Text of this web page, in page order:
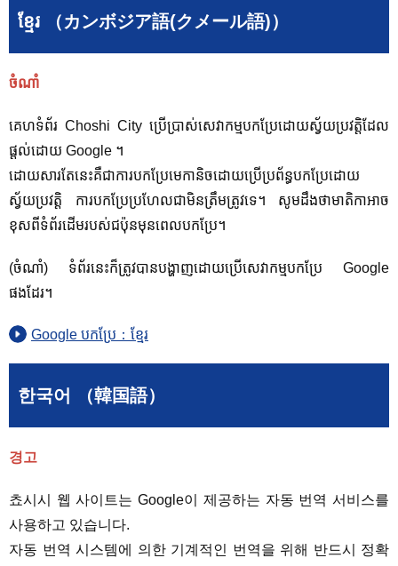
ខ្មែរ （カンボジア語(クメール語)）
ចំណាំ
គេហទំព័រ Choshi City ប្រើប្រាស់សេវាកម្មបកប្រែដោយស្វ័យប្រវត្តិដែល
ផ្តល់ដោយ Google ។
ដោយសារតែនេះគឺជាការបកប្រែមេកានិចដោយប្រើប្រព័ន្ធបកប្រែដោយ
ស្វ័យប្រវត្តិ ការបកប្រែប្រហែលជាមិនត្រឹមត្រូវទេ។ សូម​ដឹង​ថា​មាតិកា​អាច​
ខុស​ពី​ទំព័រ​ដើម​របស់​ជប៉ុន​មុន​ពេល​បក​ប្រែ។
(ចំណាំ) ទំព័រនេះក៏ត្រូវបានបង្ហាញដោយប្រើសេវាកម្មបកប្រែ Google
ផងដែរ។
Google បកប្រែ：ខ្មែរ
한국어 （韓国語）
경고
쵸시시 웹 사이트는 Google이 제공하는 자동 번역 서비스를
사용하고 있습니다.
자동 번역 시스템에 의한 기계적인 번역을 위해 반드시 정확